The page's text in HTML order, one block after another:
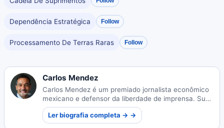
Dependência Estratégica Follow
Processamento De Terras Raras Follow
Carlos Mendez
Carlos Mendez é um premiado jornalista econômico
mexicano e defensor da liberdade de imprensa. Suas
reportagens incisivas sobre os mercados e o cenário
político do México influenciaram legislações
nacionais e conquistaram reconhecimento
Ler biografia completa → →